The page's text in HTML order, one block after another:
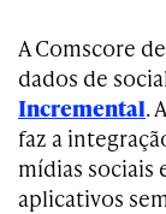
A Comscore
dados de
Incremental.
faz a
mídias sociais
aplicativos